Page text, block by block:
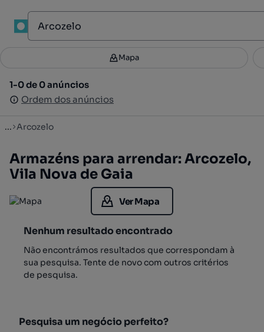
Filtros 3
1-0 de 0 anúncios
Ordem dos anúncios
Mapa
1-0 de 0 anúncios
Ordem dos anúncios
... Arcozelo
Armazéns para arrendar: Arcozelo,
Vila Nova de Gaia
Ver Mapa
Nenhum resultado encontrado
Não encontrámos resultados que correspondam à
sua pesquisa. Tente de novo com outros critérios
de pesquisa.
Pesquisa um negócio perfeito?